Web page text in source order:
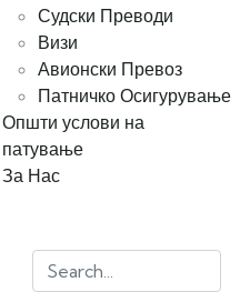
Судски Преводи
Визи
Авионски Превоз
Патничко Осигурување
Општи услови на
патување
За Нас